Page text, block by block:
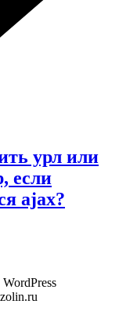
урл или
если
ajax?